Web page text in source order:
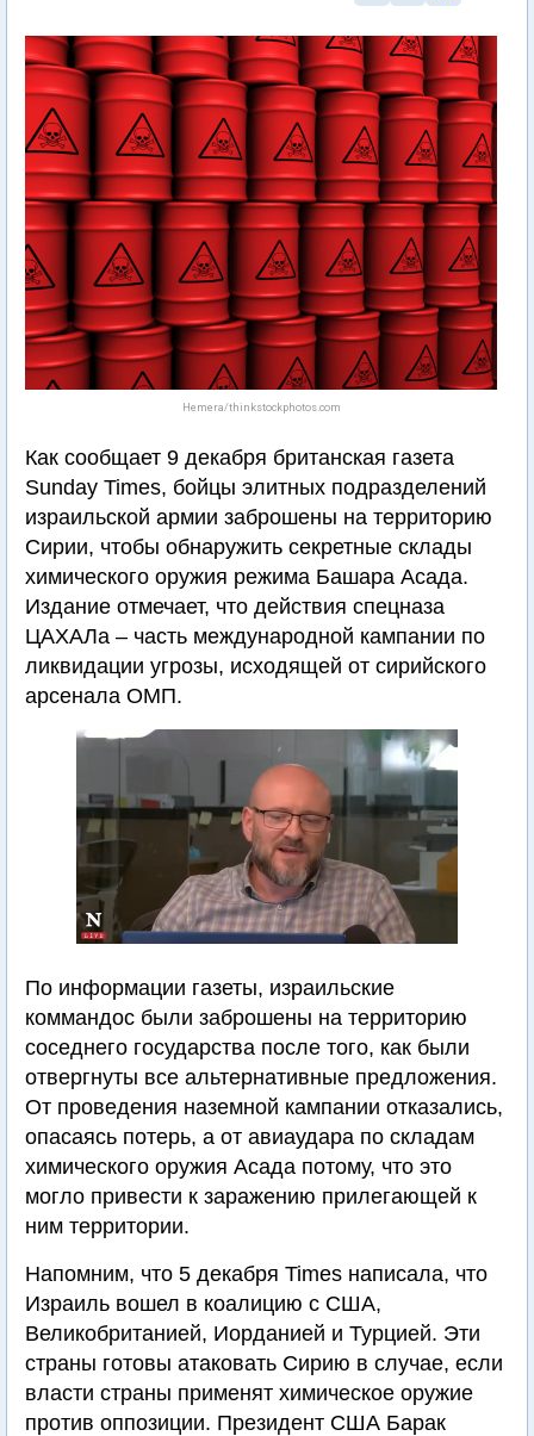
Hemera/thinkstockphotos.com
Как сообщает 9 декабря британская газета
Sunday Times, бойцы элитных подразделений
израильской армии заброшены на территорию
Сирии, чтобы обнаружить секретные склады
химического оружия режима Башара Асада.
Издание отмечает, что действия спецназа
ЦАХАЛа – часть международной кампании по
ликвидации угрозы, исходящей от сирийского
арсенала ОМП.
По информации газеты, израильские
коммандос были заброшены на территорию
соседнего государства после того, как были
отвергнуты все альтернативные предложения.
От проведения наземной кампании отказались,
опасаясь потерь, а от авиаудара по складам
химического оружия Асада потому, что это
могло привести к заражению прилегающей к
ним территории.
Напомним, что 5 декабря Times написала, что
Израиль вошел в коалицию с США,
Великобританией, Иорданией и Турцией. Эти
страны готовы атаковать Сирию в случае, если
власти страны применят химическое оружие
против оппозиции. Президент США Барак